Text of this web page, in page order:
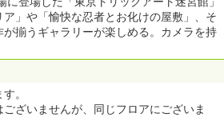
」や「愉快な忍者とお化けの屋敷」、そ
が揃うギャラリーが楽しめる。カメラを持
。
ざいませんが、同じフロアにございま